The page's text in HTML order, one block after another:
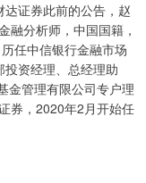
证券此前的公告，赵
融分析师，中国国籍，
任中信银行金融市场
资经理、总经理助
金管理有限公司专户理
券，2020年2月开始任